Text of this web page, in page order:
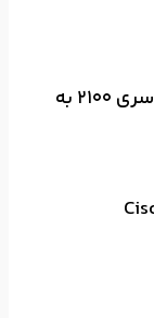
مدیریت محصولات سیسکو فایرپاور سری 2100 به